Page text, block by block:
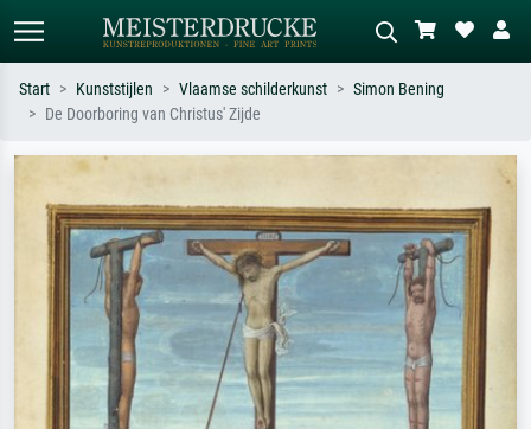
Zoek op kunstenaar, titel of stijl – bijv.
Hokusai-golf, naakt.
olieverfschilderij, staand naakt naast
een boom.
Start Kunststijlen Vlaamse schilderkunst
Simon Bening
De Doorboring van Christus' Zijde